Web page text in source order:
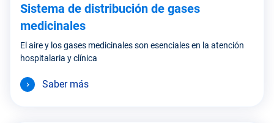
Sistema de distribución de gases
medicinales
El aire y los gases medicinales son esenciales en la atención
hospitalaria y clínica
Saber más